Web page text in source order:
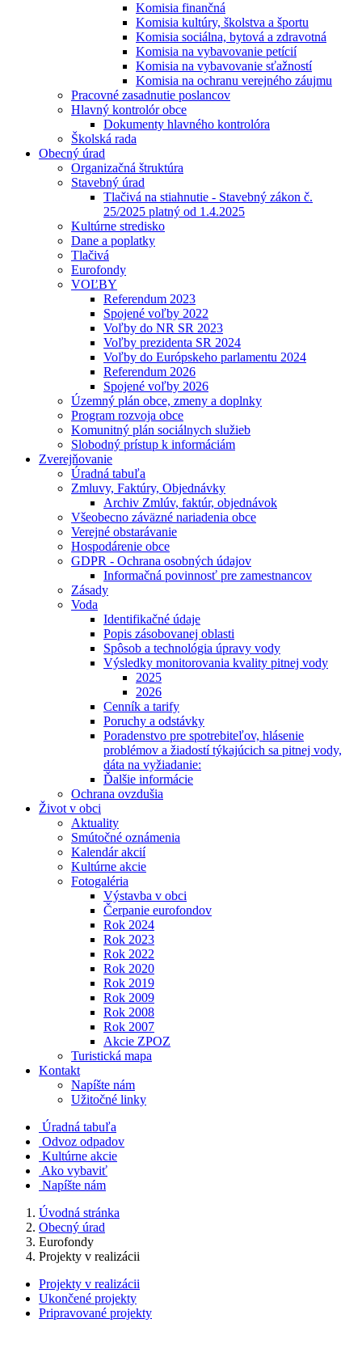
Komisia finančná
Komisia kultúry, školstva a športu
Komisia sociálna, bytová a zdravotná
Komisia na vybavovanie petícií
Komisia na vybavovanie sťažností
Komisia na ochranu verejného záujmu
Pracovné zasadnutie poslancov
Hlavný kontrolór obce
Dokumenty hlavného kontrolóra
Školská rada
Obecný úrad
Organizačná štruktúra
Stavebný úrad
Tlačivá na stiahnutie - Stavebný zákon č.
25/2025 platný od 1.4.2025
Kultúrne stredisko
Dane a poplatky
Tlačivá
Eurofondy
VOĽBY
Referendum 2023
Spojené voľby 2022
Voľby do NR SR 2023
Voľby prezidenta SR 2024
Voľby do Európskeho parlamentu 2024
Referendum 2026
Spojené voľby 2026
Územný plán obce, zmeny a doplnky
Program rozvoja obce
Komunitný plán sociálnych služieb
Slobodný prístup k informáciám
Zverejňovanie
Úradná tabuľa
Zmluvy, Faktúry, Objednávky
Archiv Zmlúv, faktúr, objednávok
Všeobecno záväzné nariadenia obce
Verejné obstarávanie
Hospodárenie obce
GDPR - Ochrana osobných údajov
Informačná povinnosť pre zamestnancov
Zásady
Voda
Identifikačné údaje
Popis zásobovanej oblasti
Spôsob a technológia úpravy vody
Výsledky monitorovania kvality pitnej vody
2025
2026
Cenník a tarify
Poruchy a odstávky
Poradenstvo pre spotrebiteľov, hlásenie
problémov a žiadostí týkajúcich sa pitnej vody,
dáta na vyžiadanie:
Ďalšie informácie
Ochrana ovzdušia
Život v obci
Aktuality
Smútočné oznámenia
Kalendár akcií
Kultúrne akcie
Fotogaléria
Výstavba v obci
Čerpanie eurofondov
Rok 2024
Rok 2023
Rok 2022
Rok 2020
Rok 2019
Rok 2009
Rok 2008
Rok 2007
Akcie ZPOZ
Turistická mapa
Kontakt
Napíšte nám
Užitočné linky
Úradná tabuľa
Odvoz odpadov
Kultúrne akcie
Ako vybaviť
Napíšte nám
Úvodná stránka
Obecný úrad
Eurofondy
Projekty v realizácii
Projekty v realizácii
Ukončené projekty
Pripravované projekty